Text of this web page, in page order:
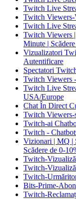
Twitch Live
Twitch Viewers-
Twitch Live
Twitch Viewers
Minute |
Vizualizatori
Autentificare
Spectatori
Twitch Viewers
Twitch Live
USA/Europe
Chat În Direct
Twitch
Twitch-ai
Twitch -
Vizionari | MQ |
Scădere de 0-
Twitch-
Twitch-
Twitch-
Bits-Prime-
Twitch-